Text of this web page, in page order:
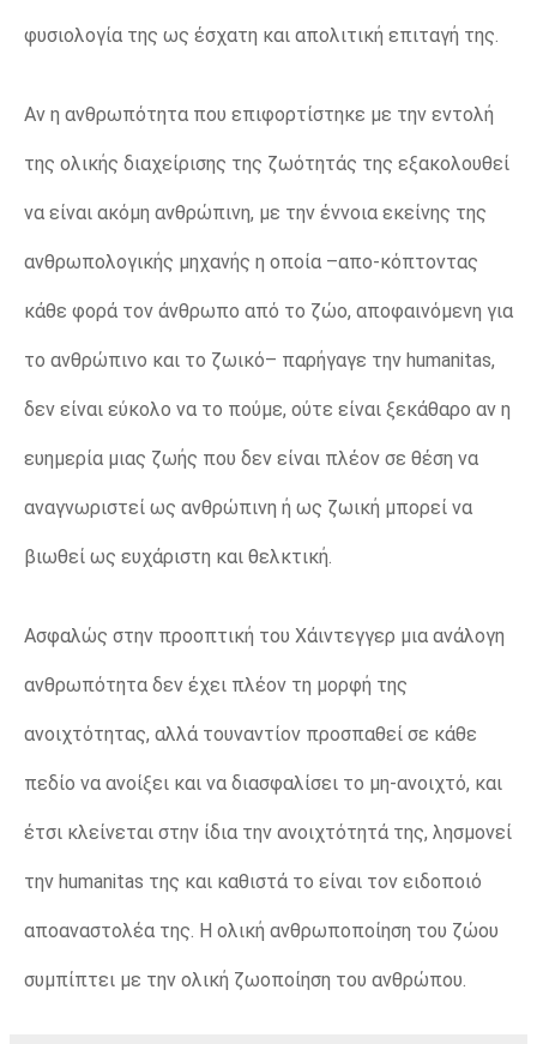
φυσιολογία της ως έσχατη και απολιτική επιταγή της.
Αν η ανθρωπότητα που επιφορτίστηκε με την εντολή
της ολικής διαχείρισης της ζωότητάς της εξακολουθεί
να είναι ακόμη ανθρώπινη, με την έννοια εκείνης της
ανθρωπολογικής μηχανής η οποία –απο-κόπτοντας
κάθε φορά τον άνθρωπο από το ζώο, αποφαινόμενη για
το ανθρώπινο και το ζωικό– παρήγαγε την humanitas,
δεν είναι εύκολο να το πούμε, ούτε είναι ξεκάθαρο αν η
ευημερία μιας ζωής που δεν είναι πλέον σε θέση να
αναγνωριστεί ως ανθρώπινη ή ως ζωική μπορεί να
βιωθεί ως ευχάριστη και θελκτική.
Ασφαλώς στην προοπτική του Χάιντεγγερ μια ανάλογη
ανθρωπότητα δεν έχει πλέον τη μορφή της
ανοιχτότητας, αλλά τουναντίον προσπαθεί σε κάθε
πεδίο να ανοίξει και να διασφαλίσει το μη-ανοιχτό, και
έτσι κλείνεται στην ίδια την ανοιχτότητά της, λησμονεί
την humanitas της και καθιστά το είναι τον ειδοποιό
αποαναστολέα της. Η ολική ανθρωποποίηση του ζώου
συμπίπτει με την ολική ζωοποίηση του ανθρώπου.